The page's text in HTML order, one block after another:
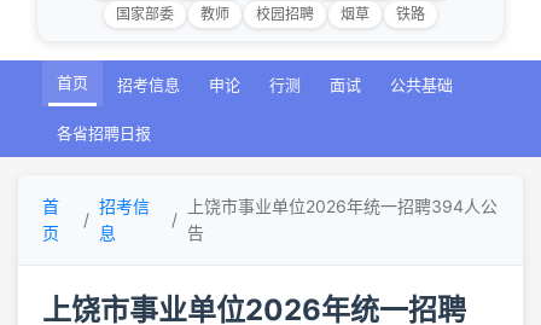
国家部委
教师 校园招聘 烟草 铁路
首页 招考信息 申论 行测 面试 公共基础
各省招聘日报
首
页
招考信
息
上饶市事业单位2026年统一招聘394人公
告
上饶市事业单位2026年统一招聘